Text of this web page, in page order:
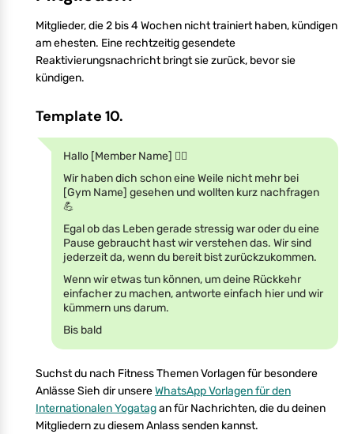
Mitglieder, die 2 bis 4 Wochen nicht trainiert haben, kündigen
am ehesten. Eine rechtzeitig gesendete
Reaktivierungsnachricht bringt sie zurück, bevor sie
kündigen.
Template 10.
Hallo [Member Name] 🏋️‍♀️
Wir haben dich schon eine Weile nicht mehr bei
[Gym Name] gesehen und wollten kurz nachfragen
💪
Egal ob das Leben gerade stressig war oder du eine
Pause gebraucht hast wir verstehen das. Wir sind
jederzeit da, wenn du bereit bist zurückzukommen.
Wenn wir etwas tun können, um deine Rückkehr
einfacher zu machen, antworte einfach hier und wir
kümmern uns darum.
Bis bald
Suchst du nach Fitness Themen Vorlagen für besondere
Anlässe Sieh dir unsereWhatsApp Vorlagen für den
Internationalen Yogatagan für Nachrichten, die du deinen
Mitgliedern zu diesem Anlass senden kannst.